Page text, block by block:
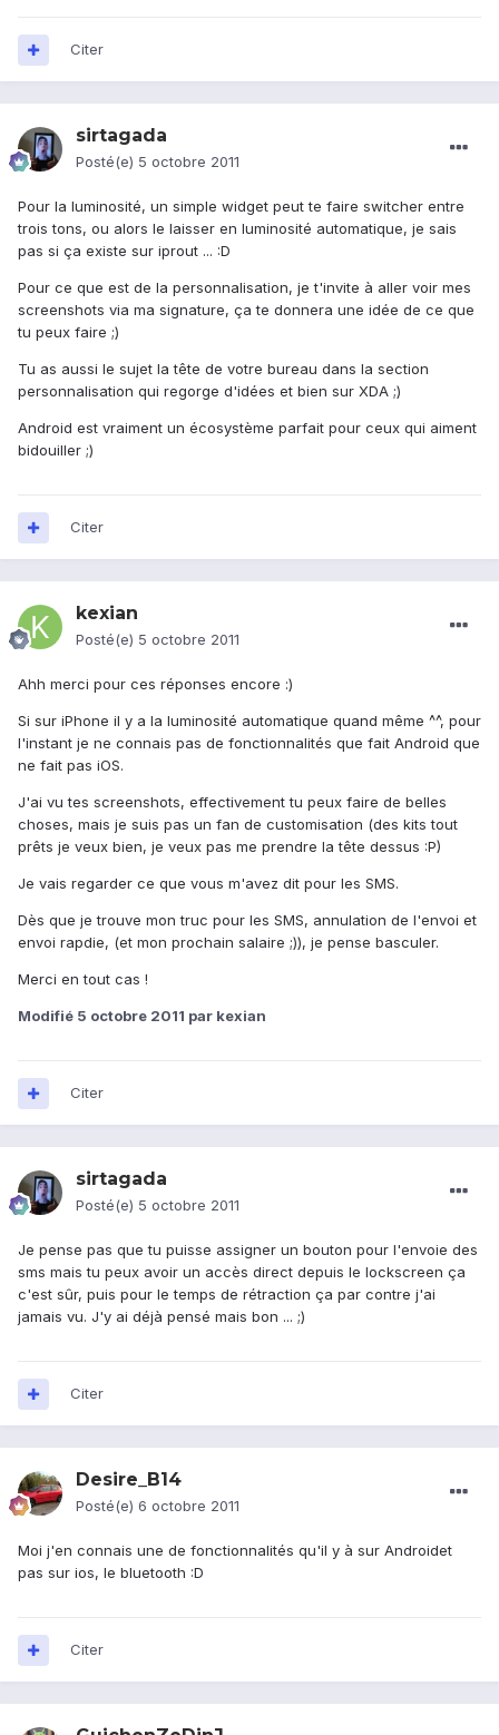
Citer
sirtagada
Posté(e) 5 octobre 2011
Pour la luminosité, un simple widget peut te faire switcher entre
trois tons, ou alors le laisser en luminosité automatique, je sais
pas si ça existe sur iprout ... :D
Pour ce que est de la personnalisation, je t'invite à aller voir mes
screenshots via ma signature, ça te donnera une idée de ce que
tu peux faire ;)
Tu as aussi le sujet la tête de votre bureau dans la section
personnalisation qui regorge d'idées et bien sur XDA ;)
Android est vraiment un écosystème parfait pour ceux qui aiment
bidouiller ;)
Citer
kexian
Posté(e) 5 octobre 2011
Ahh merci pour ces réponses encore :)
Si sur iPhone il y a la luminosité automatique quand même ^^, pour
l'instant je ne connais pas de fonctionnalités que fait Android que
ne fait pas iOS.
J'ai vu tes screenshots, effectivement tu peux faire de belles
choses, mais je suis pas un fan de customisation (des kits tout
prêts je veux bien, je veux pas me prendre la tête dessus :P)
Je vais regarder ce que vous m'avez dit pour les SMS.
Dès que je trouve mon truc pour les SMS, annulation de l'envoi et
envoi rapdie, (et mon prochain salaire ;)), je pense basculer.
Merci en tout cas !
Modifié 5 octobre 2011 par kexian
Citer
sirtagada
Posté(e) 5 octobre 2011
Je pense pas que tu puisse assigner un bouton pour l'envoie des
sms mais tu peux avoir un accès direct depuis le lockscreen ça
c'est sûr, puis pour le temps de rétraction ça par contre j'ai
jamais vu. J'y ai déjà pensé mais bon ... ;)
Citer
Desire_B14
Posté(e) 6 octobre 2011
Moi j'en connais une de fonctionnalités qu'il y à sur Androidet
pas sur ios, le bluetooth :D
Citer